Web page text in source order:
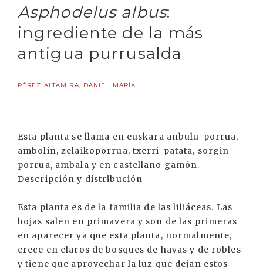
Asphodelus albus:
ingrediente de la más
antigua purrusalda
PÉREZ ALTAMIRA, DANIEL MARÍA
Esta planta se llama en euskara anbulu-porrua,
ambolin, zelaikoporrua, txerri-patata, sorgin-
porrua, ambala y en castellano gamón.
Descripción y distribución
Esta planta es de la familia de las liliáceas. Las
hojas salen en primavera y son de las primeras
en aparecer ya que esta planta, normalmente,
crece en claros de bosques de hayas y de robles
y tiene que aprovechar la luz que dejan estos